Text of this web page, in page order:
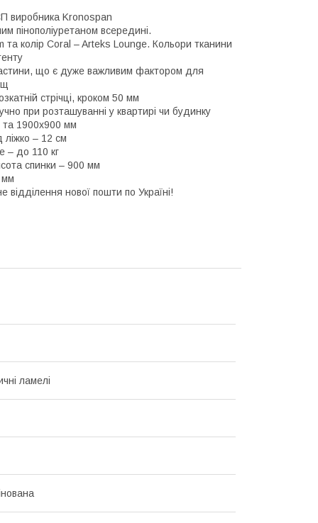
виробника Kronospan
пінополіуретаном всередині.
колір Coral – Arteks Lounge. Кольори тканини
що є дуже важливим фактором для
стрічці, кроком 50 мм
при розташуванні у квартирі чи будинку
та 1900х900 мм
ліжко – 12 см
– до 110 кг
спинки – 900 мм
мм
відділення нової пошти по Україні!
ламелі